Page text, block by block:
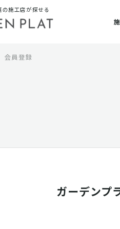
施工店が探せる
会員登録
ガーデンプ